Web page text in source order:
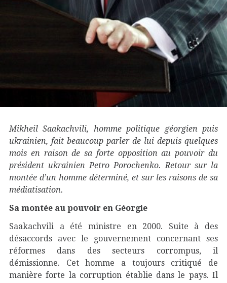
Mikheil Saakachvili, homme politique géorgien puis
ukrainien, fait beaucoup parler de lui depuis quelques
mois en raison de sa forte opposition au pouvoir du
président ukrainien Petro Porochenko. Retour sur la
montée d’un homme déterminé, et sur les raisons de sa
médiatisation.
Sa montée au pouvoir en Géorgie
Saakachvili a été ministre en 2000. Suite à des
désaccords avec le gouvernement concernant ses
réformes dans des secteurs corrompus, il
démissionne. Cet homme a toujours critiqué de
manière forte la corruption établie dans le pays. Il